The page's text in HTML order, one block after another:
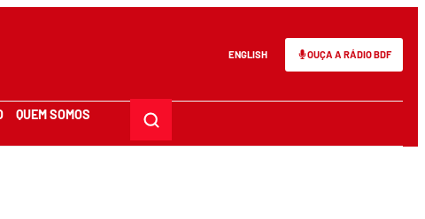
ENGLISH OUÇA A RÁDIO BDF
QUEM SOMOS